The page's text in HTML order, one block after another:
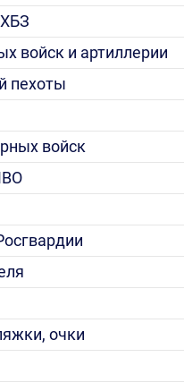
войск и артиллерии
пехоты
войск
очки